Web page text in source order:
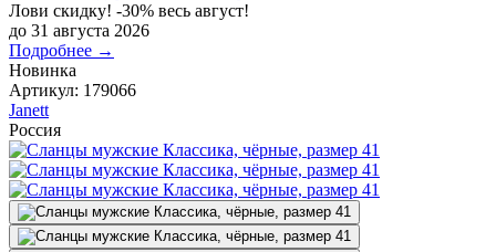
Лови скидку! -30% весь август!
до 31 августа 2026
Подробнее →
Новинка
Артикул: 179066
Janett
Россия